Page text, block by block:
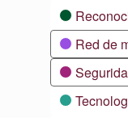
Red de